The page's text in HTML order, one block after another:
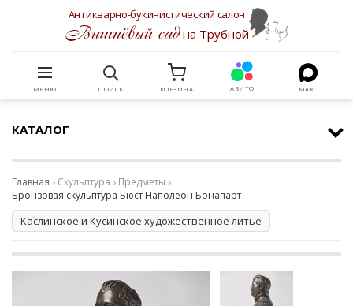
Антикварно-букинистический салон
Вишнёвый садна Трубной
МЕНЮ ПОИСК КОРЗИНА АВИТО МАКС
КАТАЛОГ
Главная Скульптура
Предметы
Бронзовая скульптура Бюст Наполеон Бонапарт
Каслинское и Кусинское художественное литье